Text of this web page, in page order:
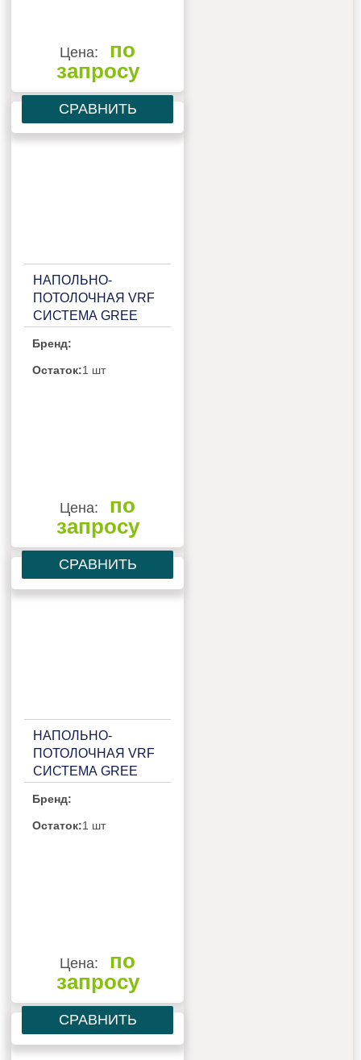
Цена:
по
запросу
СРАВНИТЬ
НАПОЛЬНО-
ПОТОЛОЧНАЯ VRF
СИСТЕМА GREE
Бренд:
Остаток:1 шт
Цена:
по
запросу
СРАВНИТЬ
НАПОЛЬНО-
ПОТОЛОЧНАЯ VRF
СИСТЕМА GREE
Бренд:
Остаток:1 шт
Цена:
по
запросу
СРАВНИТЬ